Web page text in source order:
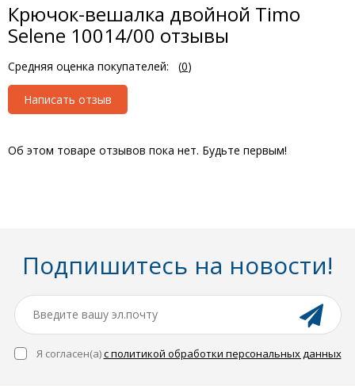
Крючок-вешалка двойной Timo
Selene 10014/00 отзывы
Средняя оценка покупателей: (0)
Написать отзыв
Об этом товаре отзывов пока нет. Будьте первым!
Подпишитесь на новости!
Я согласен(a)с политикой обработки персональных данных